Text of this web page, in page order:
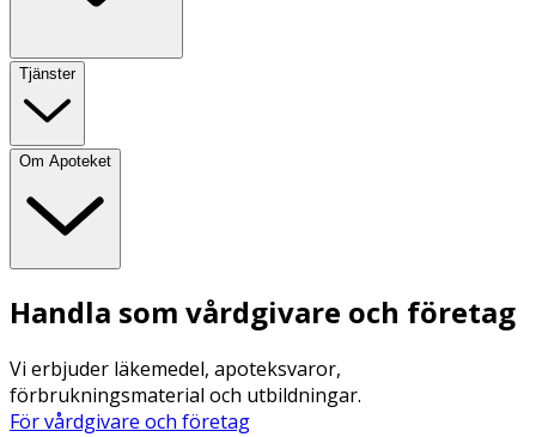
Tjänster
Om Apoteket
Handla som vårdgivare och företag
Vi erbjuder läkemedel, apoteksvaror,
förbrukningsmaterial och utbildningar.
För vårdgivare och företag